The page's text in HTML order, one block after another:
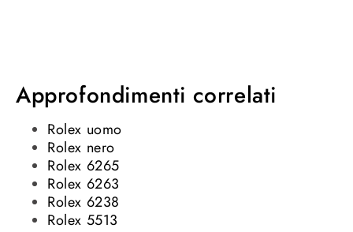
Approfondimenti correlati
Rolex uomo
Rolex nero
Rolex 6265
Rolex 6263
Rolex 6238
Rolex 5513